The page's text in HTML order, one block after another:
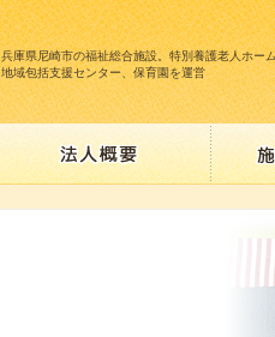
兵庫県尼崎市の福祉総合施設。特別養護老人ホー
地域包括支援センター、保育園を運営